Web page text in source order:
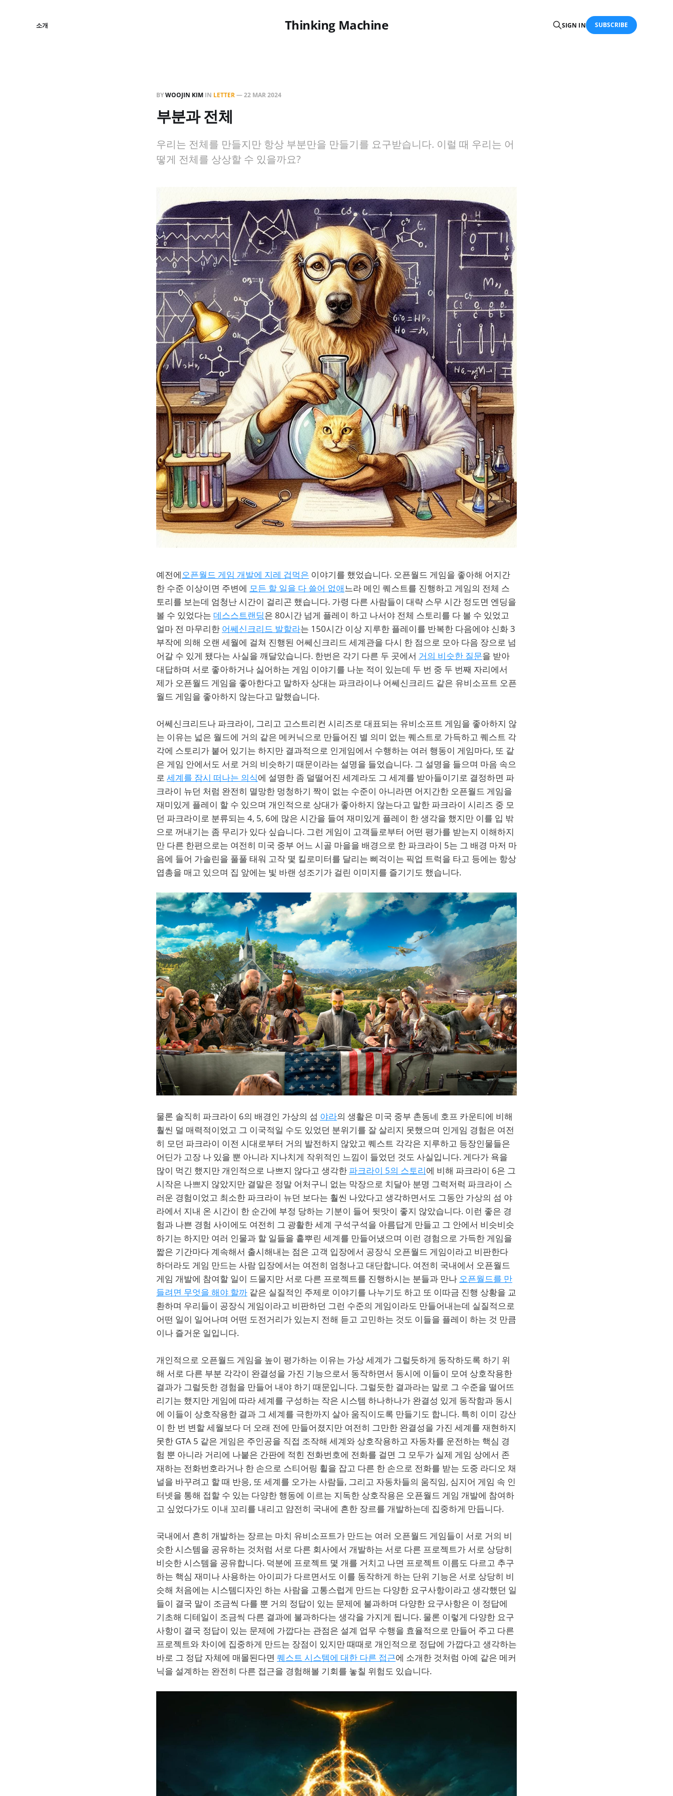
Thinking Machine
소개 SIGN IN SUBSCRIBE
BYWOOJIN KIM IN LETTER—22 MAR 2024
부분과 전체
우리는 전체를 만들지만 항상 부분만을 만들기를 요구받습니다. 이럴 때 우리는 어
떻게 전체를 상상할 수 있을까요?
예전에오픈월드 게임 개발에 지레 겁먹은 이야기를 했었습니다. 오픈월드 게임을 좋아해 어지간
한 수준 이상이면 주변에 모든 할 일을 다 쓸어 없애느라 메인 퀘스트를 진행하고 게임의 전체 스
토리를 보는데 엄청난 시간이 걸리곤 했습니다. 가령 다른 사람들이 대략 스무 시간 정도면 엔딩을
볼 수 있었다는 데스스트랜딩은 80시간 넘게 플레이 하고 나서야 전체 스토리를 다 볼 수 있었고
얼마 전 마무리한 어쎄신크리드 발할라는 150시간 이상 지루한 플레이를 반복한 다음에야 신화 3
부작에 의해 오랜 세월에 걸쳐 진행된 어쎄신크리드 세계관을 다시 한 점으로 모아 다음 장으로 넘
어갈 수 있게 됐다는 사실을 깨달았습니다. 한번은 각기 다른 두 곳에서 거의 비슷한 질문을 받아
대답하며 서로 좋아하거나 싫어하는 게임 이야기를 나눈 적이 있는데 두 번 중 두 번째 자리에서
제가 오픈월드 게임을 좋아한다고 말하자 상대는 파크라이나 어쎄신크리드 같은 유비소프트 오픈
월드 게임을 좋아하지 않는다고 말했습니다.
어쎄신크리드나 파크라이, 그리고 고스트리컨 시리즈로 대표되는 유비소프트 게임을 좋아하지 않
는 이유는 넓은 월드에 거의 같은 메커닉으로 만들어진 별 의미 없는 퀘스트로 가득하고 퀘스트 각
각에 스토리가 붙어 있기는 하지만 결과적으로 인게임에서 수행하는 여러 행동이 게임마다, 또 같
은 게임 안에서도 서로 거의 비슷하기 때문이라는 설명을 들었습니다. 그 설명을 들으며 마음 속으
로 세계를 잠시 떠나는 의식에 설명한 좀 덜떨어진 세계라도 그 세계를 받아들이기로 결정하면 파
크라이 뉴던 처럼 완전히 멸망한 멍청하기 짝이 없는 수준이 아니라면 어지간한 오픈월드 게임을
재미있게 플레이 할 수 있으며 개인적으로 상대가 좋아하지 않는다고 말한 파크라이 시리즈 중 모
던 파크라이로 분류되는 4, 5, 6에 많은 시간을 들여 재미있게 플레이 한 생각을 했지만 이를 입 밖
으로 꺼내기는 좀 무리가 있다 싶습니다. 그런 게임이 고객들로부터 어떤 평가를 받는지 이해하지
만 다른 한편으로는 여전히 미국 중부 어느 시골 마을을 배경으로 한 파크라이 5는 그 배경 마저 마
음에 들어 가솔린을 풀풀 태워 고작 몇 킬로미터를 달리는 삐걱이는 픽업 트럭을 타고 등에는 항상
엽총을 매고 있으며 집 앞에는 빛 바랜 성조기가 걸린 이미지를 즐기기도 했습니다.
물론 솔직히 파크라이 6의 배경인 가상의 섬 야라의 생활은 미국 중부 촌동네 호프 카운티에 비해
훨씬 덜 매력적이었고 그 이국적일 수도 있었던 분위기를 잘 살리지 못했으며 인게임 경험은 여전
히 모던 파크라이 이전 시대로부터 거의 발전하지 않았고 퀘스트 각각은 지루하고 등장인물들은
어딘가 고장 나 있을 뿐 아니라 지나치게 작위적인 느낌이 들었던 것도 사실입니다. 게다가 욕을
많이 먹긴 했지만 개인적으로 나쁘지 않다고 생각한 파크라이 5의 스토리에 비해 파크라이 6은 그
시작은 나쁘지 않았지만 결말은 정말 어처구니 없는 막장으로 치달아 분명 그럭저럭 파크라이 스
러운 경험이었고 최소한 파크라이 뉴던 보다는 훨씬 나았다고 생각하면서도 그동안 가상의 섬 야
라에서 지내 온 시간이 한 순간에 부정 당하는 기분이 들어 뒷맛이 좋지 않았습니다. 이런 좋은 경
험과 나쁜 경험 사이에도 여전히 그 광활한 세계 구석구석을 아름답게 만들고 그 안에서 비슷비슷
하기는 하지만 여러 인물과 할 일들을 흩뿌린 세계를 만들어냈으며 이런 경험으로 가득한 게임을
짧은 기간마다 계속해서 출시해내는 점은 고객 입장에서 공장식 오픈월드 게임이라고 비판한다
하더라도 게임 만드는 사람 입장에서는 여전히 엄청나고 대단합니다. 여전히 국내에서 오픈월드
게임 개발에 참여할 일이 드물지만 서로 다른 프로젝트를 진행하시는 분들과 만나 오픈월드를 만
들려면 무엇을 해야 할까 같은 실질적인 주제로 이야기를 나누기도 하고 또 이따금 진행 상황을 교
환하며 우리들이 공장식 게임이라고 비판하던 그런 수준의 게임이라도 만들어내는데 실질적으로
어떤 일이 일어나며 어떤 도전거리가 있는지 전해 듣고 고민하는 것도 이들을 플레이 하는 것 만큼
이나 즐거운 일입니다.
개인적으로 오픈월드 게임을 높이 평가하는 이유는 가상 세계가 그럴듯하게 동작하도록 하기 위
해 서로 다른 부분 각각이 완결성을 가진 기능으로서 동작하면서 동시에 이들이 모여 상호작용한
결과가 그럴듯한 경험을 만들어 내야 하기 때문입니다. 그럴듯한 결과라는 말로 그 수준을 떨어뜨
리기는 했지만 게임에 따라 세계를 구성하는 작은 시스템 하나하나가 완결성 있게 동작함과 동시
에 이들이 상호작용한 결과 그 세계를 극한까지 살아 움직이도록 만들기도 합니다. 특히 이미 강산
이 한 번 변할 세월보다 더 오래 전에 만들어졌지만 여전히 그만한 완결성을 가진 세계를 재현하지
못한 GTA 5 같은 게임은 주인공을 직접 조작해 세계와 상호작용하고 자동차를 운전하는 핵심 경
험 뿐 아니라 거리에 나붙은 간판에 적힌 전화번호에 전화를 걸면 그 모두가 실제 게임 상에서 존
재하는 전화번호라거나 한 손으로 스티어링 휠을 잡고 다른 한 손으로 전화를 받는 도중 라디오 채
널을 바꾸려고 할 때 반응, 또 세계를 오가는 사람들, 그리고 자동차들의 움직임, 심지어 게임 속 인
터넷을 통해 접할 수 있는 다양한 행동에 이르는 지독한 상호작용은 오픈월드 게임 개발에 참여하
고 싶었다가도 이내 꼬리를 내리고 얌전히 국내에 흔한 장르를 개발하는데 집중하게 만듭니다.
국내에서 흔히 개발하는 장르는 마치 유비소프트가 만드는 여러 오픈월드 게임들이 서로 거의 비
슷한 시스템을 공유하는 것처럼 서로 다른 회사에서 개발하는 서로 다른 프로젝트가 서로 상당히
비슷한 시스템을 공유합니다. 덕분에 프로젝트 몇 개를 거치고 나면 프로젝트 이름도 다르고 추구
하는 핵심 재미나 사용하는 아이피가 다르면서도 이를 동작하게 하는 단위 기능은 서로 상당히 비
슷해 처음에는 시스템디자인 하는 사람을 고통스럽게 만드는 다양한 요구사항이라고 생각했던 일
들이 결국 말이 조금씩 다를 뿐 거의 정답이 있는 문제에 불과하며 다양한 요구사항은 이 정답에
기초해 디테일이 조금씩 다른 결과에 불과하다는 생각을 가지게 됩니다. 물론 이렇게 다양한 요구
사항이 결국 정답이 있는 문제에 가깝다는 관점은 설계 업무 수행을 효율적으로 만들어 주고 다른
프로젝트와 차이에 집중하게 만드는 장점이 있지만 때때로 개인적으로 정답에 가깝다고 생각하는
바로 그 정답 자체에 매몰된다면 퀘스트 시스템에 대한 다른 접근에 소개한 것처럼 아예 같은 메커
닉을 설계하는 완전히 다른 접근을 경험해볼 기회를 놓칠 위험도 있습니다.